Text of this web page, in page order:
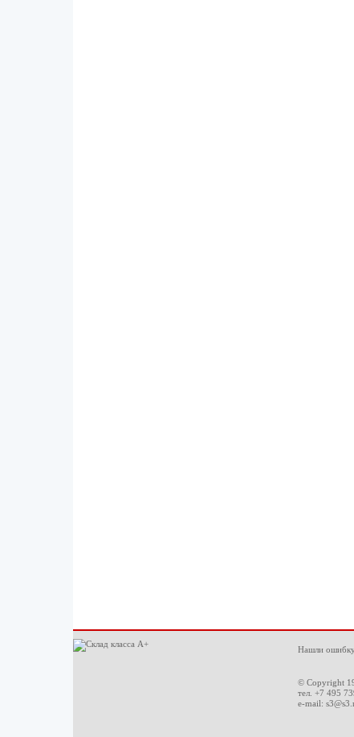
Нашли
© Copyright
тел. +7 495
e-mail: